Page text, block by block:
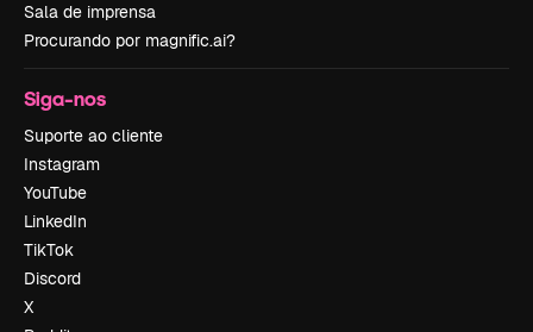
Sala de imprensa
Procurando por magnific.ai?
Siga-nos
Suporte ao cliente
Instagram
YouTube
LinkedIn
TikTok
Discord
X